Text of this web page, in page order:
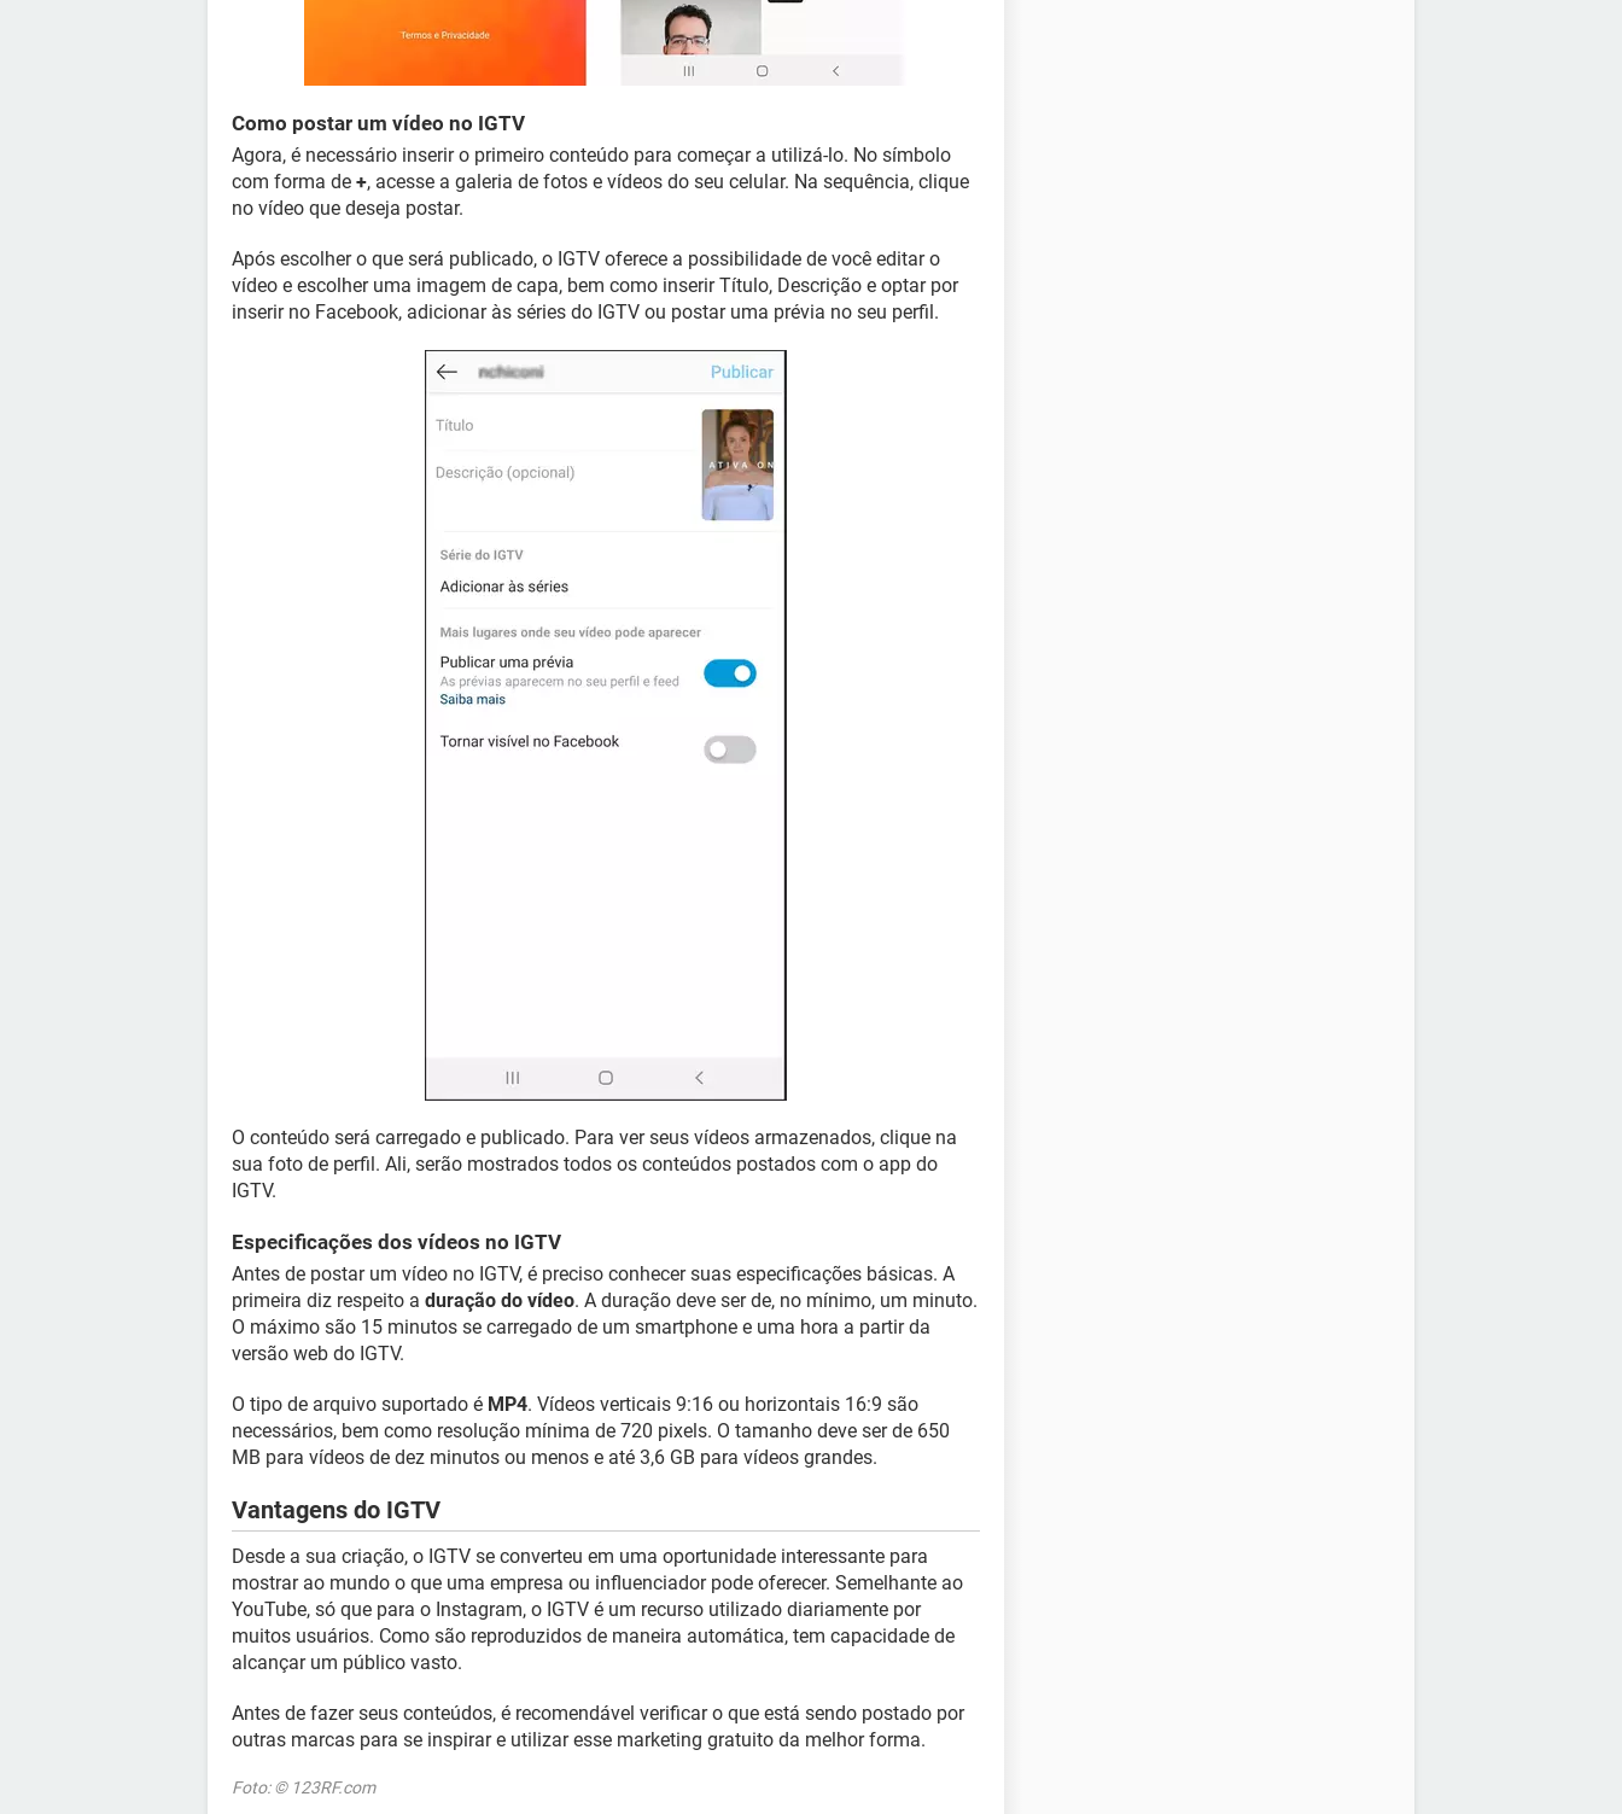
Como postar um vídeo no IGTV
Agora, é necessário inserir o primeiro conteúdo para começar a utilizá-lo. No símbolo
com forma de +, acesse a galeria de fotos e vídeos do seu celular. Na sequência, clique
no vídeo que deseja postar.
Após escolher o que será publicado, o IGTV oferece a possibilidade de você editar o
vídeo e escolher uma imagem de capa, bem como inserir Título, Descrição e optar por
inserir no Facebook, adicionar às séries do IGTV ou postar uma prévia no seu perfil.
O conteúdo será carregado e publicado. Para ver seus vídeos armazenados, clique na
sua foto de perfil. Ali, serão mostrados todos os conteúdos postados com o app do
IGTV.
Especificações dos vídeos no IGTV
Antes de postar um vídeo no IGTV, é preciso conhecer suas especificações básicas. A
primeira diz respeito a duração do vídeo. A duração deve ser de, no mínimo, um minuto.
O máximo são 15 minutos se carregado de um smartphone e uma hora a partir da
versão web do IGTV.
O tipo de arquivo suportado é MP4. Vídeos verticais 9:16 ou horizontais 16:9 são
necessários, bem como resolução mínima de 720 pixels. O tamanho deve ser de 650
MB para vídeos de dez minutos ou menos e até 3,6 GB para vídeos grandes.
Vantagens do IGTV
Desde a sua criação, o IGTV se converteu em uma oportunidade interessante para
mostrar ao mundo o que uma empresa ou influenciador pode oferecer. Semelhante ao
YouTube, só que para o Instagram, o IGTV é um recurso utilizado diariamente por
muitos usuários. Como são reproduzidos de maneira automática, tem capacidade de
alcançar um público vasto.
Antes de fazer seus conteúdos, é recomendável verificar o que está sendo postado por
outras marcas para se inspirar e utilizar esse marketing gratuito da melhor forma.
Foto: © 123RF.com